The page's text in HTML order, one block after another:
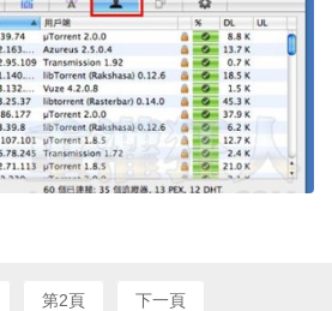
第2頁 下一頁